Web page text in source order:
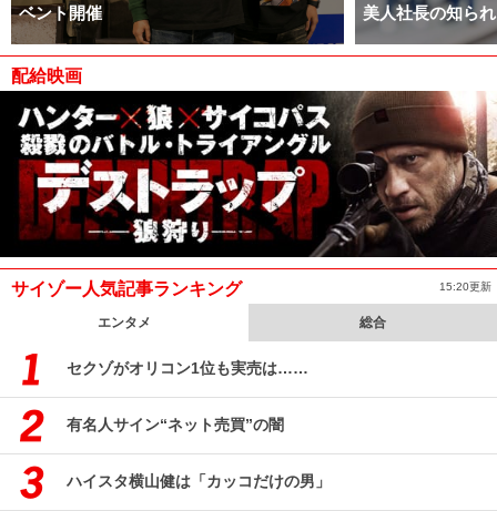
ベント開催
美人社長の知ら
配給映画
サイゾー人気記事ランキング 15:20更新
エンタメ 総合
セクゾがオリコン1位も実売は……
有名人サイン“ネット売買”の闇
ハイスタ横山健は「カッコだけの男」